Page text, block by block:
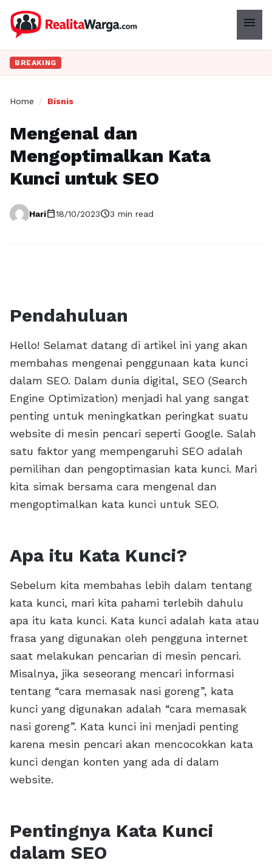
menu
BREAKING
Home / Bisnis
Mengenal dan
Mengoptimalkan Kata
Kunci untuk SEO
Haricalendar_today18/10/2023schedule3 min read
Pendahuluan
Hello! Selamat datang di artikel ini yang akan
membahas mengenai penggunaan kata kunci
dalam SEO. Dalam dunia digital, SEO (Search
Engine Optimization) menjadi hal yang sangat
penting untuk meningkatkan peringkat suatu
website di mesin pencari seperti Google. Salah
satu faktor yang mempengaruhi SEO adalah
pemilihan dan pengoptimasian kata kunci. Mari
kita simak bersama cara mengenal dan
mengoptimalkan kata kunci untuk SEO.
Apa itu Kata Kunci?
Sebelum kita membahas lebih dalam tentang
kata kunci, mari kita pahami terlebih dahulu
apa itu kata kunci. Kata kunci adalah kata atau
frasa yang digunakan oleh pengguna internet
saat melakukan pencarian di mesin pencari.
Misalnya, jika seseorang mencari informasi
tentang “cara memasak nasi goreng”, kata
kunci yang digunakan adalah “cara memasak
nasi goreng”. Kata kunci ini menjadi penting
karena mesin pencari akan mencocokkan kata
kunci dengan konten yang ada di dalam
website.
Pentingnya Kata Kunci
dalam SEO